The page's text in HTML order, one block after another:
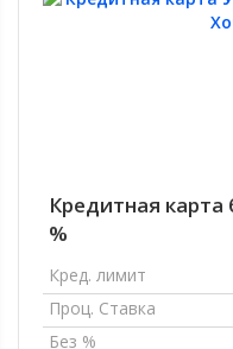
Кредитная
%
Кред. лимит
Проц. Ставка
Без %